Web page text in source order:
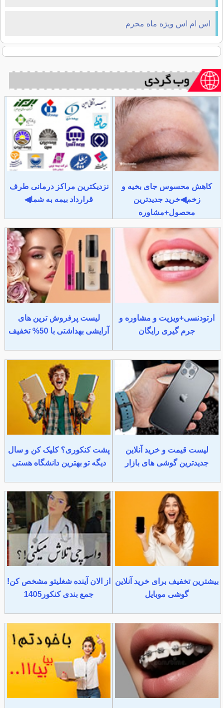
اس ام اس ویژه ماه محرم
کاهش محسوس جای بخیه و
زخم◀خرید جدیدترین
محصول+مشاوره
نزدیکترین مراکز درمانی طرف
قرارداد بیمه به شما◀
ارتودنسی+ویزیت و مشاوره و
جرم گیری رایگان
لیست پرفروش ترین های
آرایشی بهداشتی با 50% تخفیف
لیست قیمت و خرید آنلاین
جدیدترین گوشی های بازار
پشت کنکوری؟ کلیک کن و سال
دیگه تو بهترین دانشگاه هستی
بیشترین تخفیف برای خرید آنلاین
گوشی موبایل
از الان آینده شغلیتو مشخص کن!
جمع بندی کنکور1405